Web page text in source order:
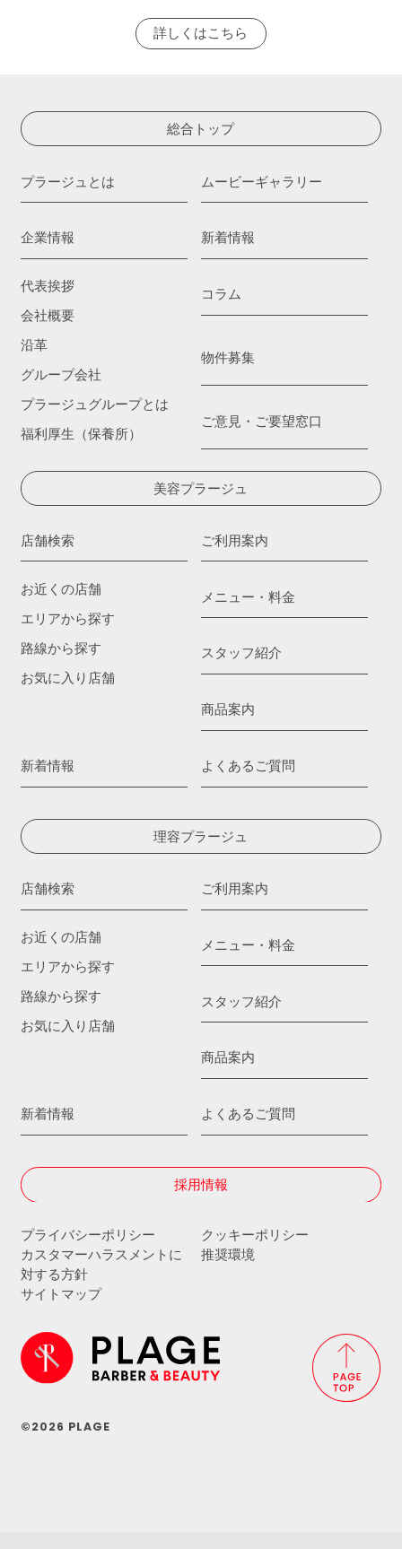
詳しくはこちら
総合トップ
プラージュとは
企業情報
代表挨拶
会社概要
沿革
グループ会社
プラージュグループとは
福利厚生（保養所）
ムービーギャラリー
新着情報
コラム
物件募集
ご意見・ご要望窓口
美容プラージュ
店舗検索
お近くの店舗
エリアから探す
路線から探す
お気に入り店舗
ご利用案内
メニュー・料金
スタッフ紹介
商品案内
新着情報 よくあるご質問
理容プラージュ
店舗検索
お近くの店舗
エリアから探す
路線から探す
お気に入り店舗
ご利用案内
メニュー・料金
スタッフ紹介
商品案内
新着情報 よくあるご質問
採用情報
プライバシーポリシー
クッキーポリシー
カスタマーハラスメントに
対する方針
推奨環境
サイトマップ
©2026 PLAGE